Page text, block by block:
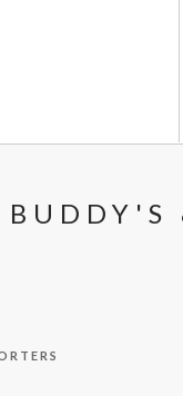
BUDDY'S